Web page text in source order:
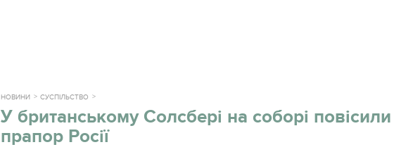
НОВИНИ СУСПІЛЬСТВО
У британському Солсбері на соборі повісили
прапор Росії